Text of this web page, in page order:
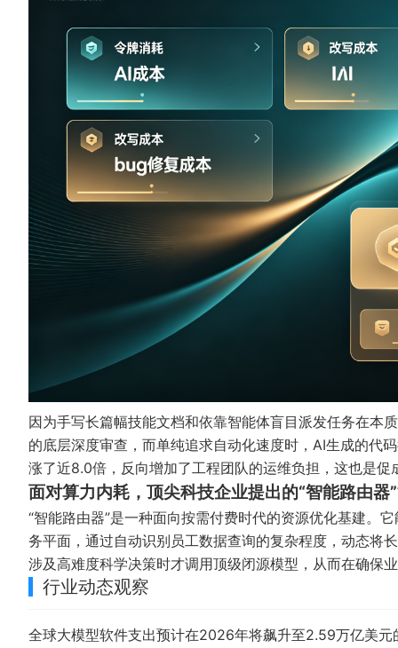
因为手写长篇幅技能文档和依靠智能体盲目派发任务在本
的底层深度审查，而单纯追求自动化速度时，AI生成的代
涨了近8.0倍，反向增加了工程团队的运维负担，这也是
面对算力内耗，顶尖科技企业提出的“智能路由器
“智能路由器”是一种面向按需付费时代的资源优化基建。
务平面，通过自动识别员工数据查询的复杂程度，动态将
涉及高难度科学决策时才调用顶级闭源模型，从而在确保
行业动态观察
全球大模型软件支出预计在2026年将飙升至2.59万亿美